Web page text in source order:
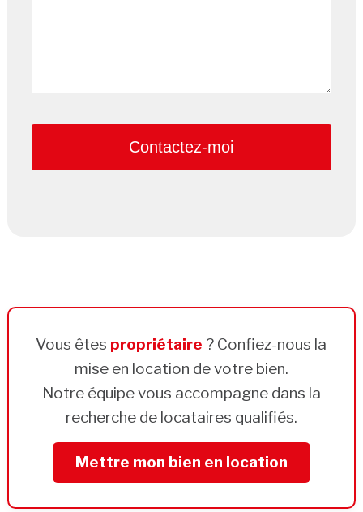
Contactez-moi
Vous êtes propriétaire ? Confiez-nous la
mise en location de votre bien.
Notre équipe vous accompagne dans la
recherche de locataires qualifiés.
Mettre mon bien en location